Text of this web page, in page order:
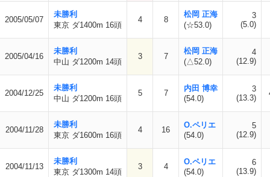
2005/05/07
未勝利
東京 ダ1400m 16頭
4 8
松岡 正海
(☆53.0)
3
(5.0)
2005/04/16
未勝利
中山 ダ1200m 14頭
3 7
松岡 正海
(△52.0)
4
(12.9)
2004/12/25
未勝利
中山 ダ1200m 16頭
5 7
内田 博幸
(54.0)
3
(13.3)
2004/11/28
未勝利
東京 ダ1600m 16頭
4 16
O.ペリエ
(54.0)
5
(12.9)
2004/11/13
未勝利
東京 ダ1300m 14頭
3 4
O.ペリエ
(54.0)
6
(13.9)